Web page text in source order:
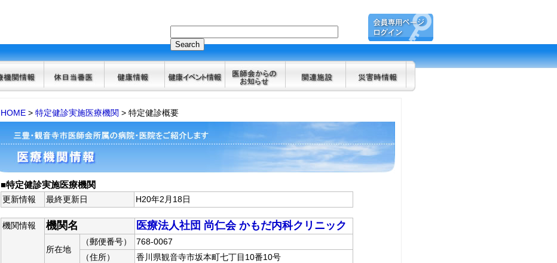
HOME > 特定健診実施医療機関 > 特定健診概要
■特定健診実施医療機関
更新情報 最終更新日 H20年2月18日
機関情報 機関名 医療法人社団 尚仁会 かもだ内科クリニック
所在地
（郵便番号）
768-0067
（住所）
香川県観音寺市坂本町七丁目10番10号